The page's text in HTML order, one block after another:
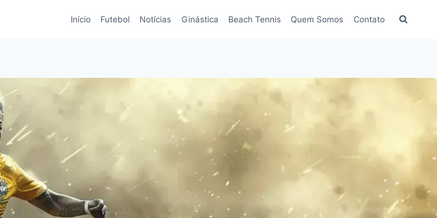
Início Futebol Notícias Ginástica Beach Tennis Quem Somos Contato